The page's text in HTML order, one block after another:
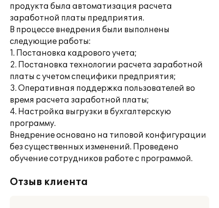
продукта была автоматизация расчета
заработной платы предприятия.
В процессе внедрения были выполнены
следующие работы:
1. Постановка кадрового учета;
2. Постановка технологии расчета заработной
платы с учетом специфики предприятия;
3. Оперативная поддержка пользователей во
время расчета заработной платы;
4. Настройка выгрузки в бухгалтерскую
программу.
Внедрение основано на типовой конфигурации
без существенных изменений. Проведено
обучение сотрудников работе с программой.
Отзыв клиента